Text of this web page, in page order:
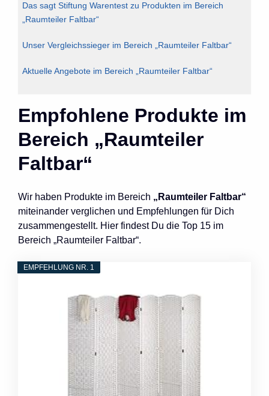
Das sagt Stiftung Warentest zu Produkten im Bereich
„Raumteiler Faltbar“
Unser Vergleichssieger im Bereich „Raumteiler Faltbar“
Aktuelle Angebote im Bereich „Raumteiler Faltbar“
Empfohlene Produkte im
Bereich „Raumteiler
Faltbar“
Wir haben Produkte im Bereich „Raumteiler Faltbar“
miteinander verglichen und Empfehlungen für Dich
zusammengestellt. Hier findest Du die Top 15 im
Bereich „Raumteiler Faltbar“.
EMPFEHLUNG NR. 1